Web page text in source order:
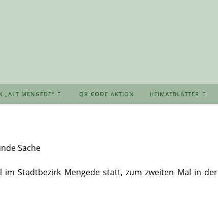
„ALT MENGEDE“ QR-CODE-AKTION HEIMATBLÄTTER
Sache
im Stadtbezirk Mengede statt, zum zweiten Mal in der